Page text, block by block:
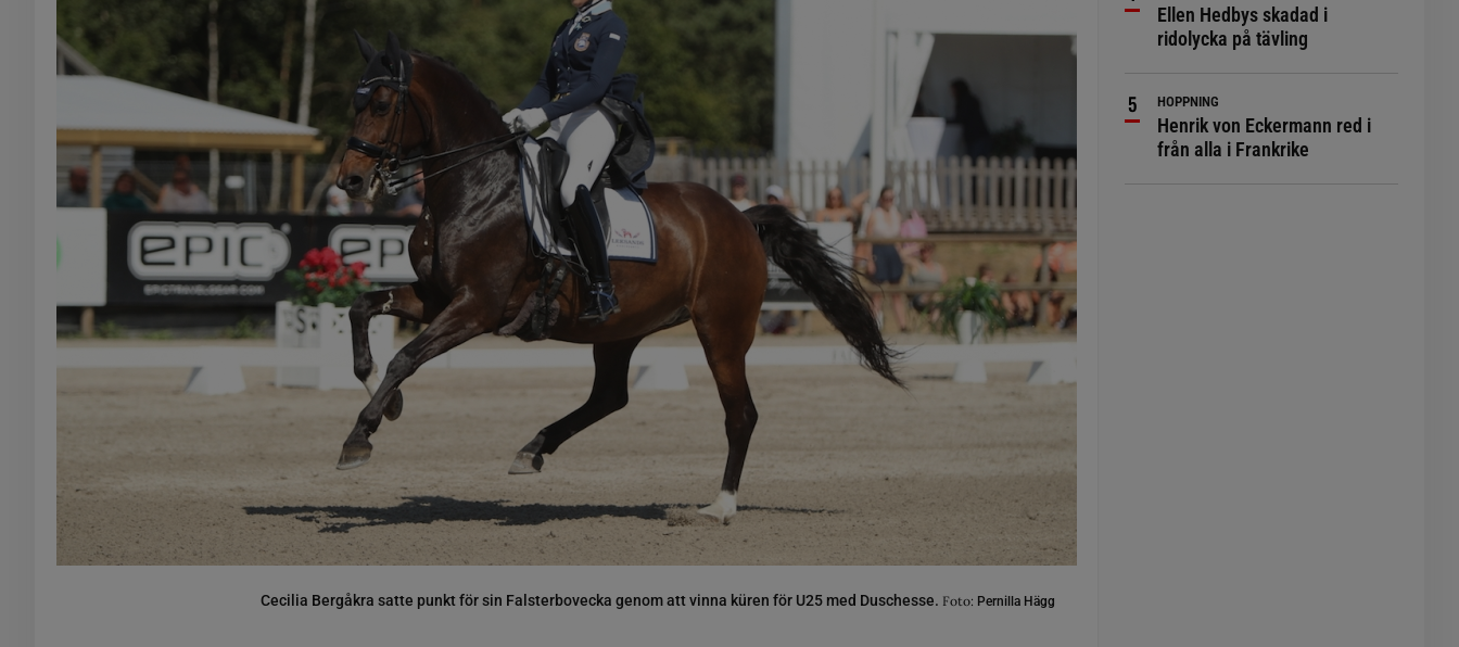
Cecilia Bergåkra satte punkt för sin Falsterbovecka genom att vinna küren för U25 med Duschesse. Foto: Pernilla Hägg
Ellen Hedbys skadad i
ridolycka på tävling
HOPPNING
Henrik von Eckermann red i
från alla i Frankrike